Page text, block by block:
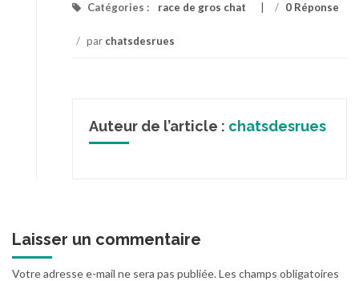
Catégories : race de gros chat / 0 Réponse
/ par chatsdesrues
Auteur de l’article : chatsdesrues
Laisser un commentaire
Votre adresse e-mail ne sera pas publiée.Les champs obligatoires